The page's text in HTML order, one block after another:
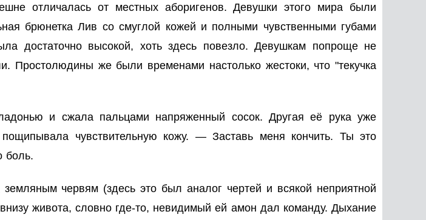
отличалась от местных аборигенов. Девушки этого мира были
брюнетка Лив со смуглой кожей и полными чувственными губами
достаточно высокой, хоть здесь повезло. Девушкам попроще не
Простолюдины же были временами настолько жестоки, что "текучка
и сжала пальцами напряженный сосок. Другая её рука уже
чувствительную кожу. — Заставь меня кончить. Ты это
боль.
червям (здесь это был аналог чертей и всякой неприятной
живота, словно где-то, невидимый ей амон дал команду. Дыхание